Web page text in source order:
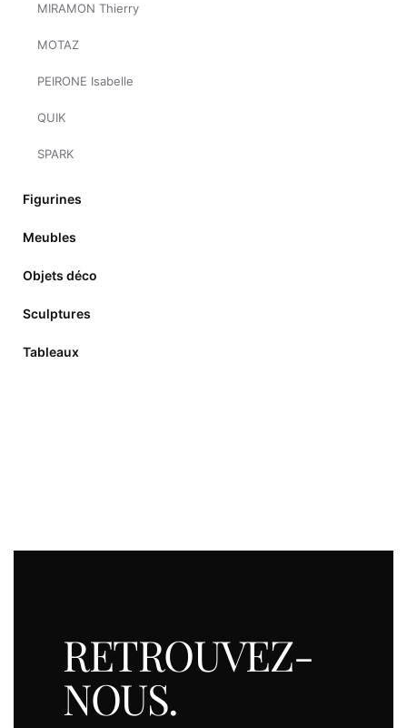
MIRAMON Thierry
MOTAZ
PEIRONE Isabelle
QUIK
SPARK
Figurines
Meubles
Objets déco
Sculptures
Tableaux
RETROUVEZ-
NOUS.